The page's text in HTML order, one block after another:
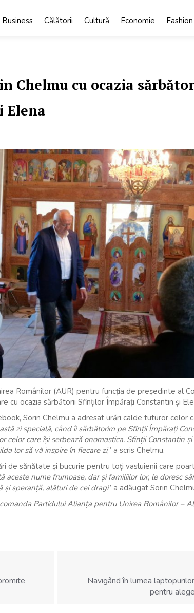
Business Călătorii Cultură Economie Fashion
Chelmu cu ocazia
Elena
Românilor (AUR) pentru funcția de președinte al
cu ocazia sărbătorii Sfinților Împărați Constantin și
Sorin Chelmu a adresat urări calde tuturor celor
zi specială, când îi sărbătorim pe Sfinții Împărați
celor care își serbează onomastica. Sfinții Constantin
lor să vă inspire în fiecare zi,” a scris Chelmu.
de sănătate și bucurie pentru toți vasluienii care
aceste nume frumoase, dar și familiilor lor, le doresc
și speranță, alături de cei dragi” a adăugat Sorin
Partidului Alianța pentru Unirea Românilor –
Navigând în lumea
pentru